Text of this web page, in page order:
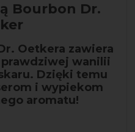
Bourbon Dr.
Oetkera zawiera
wanilii
Dzięki temu
i wypiekom
aromatu!